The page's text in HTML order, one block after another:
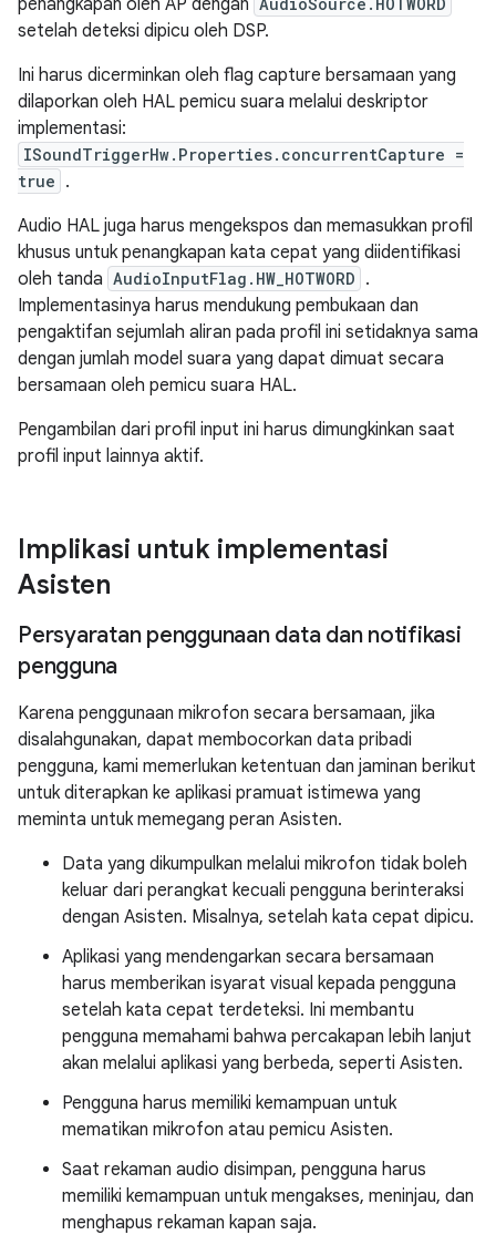
penangkapan oleh AP dengan
setelah deteksi dipicu oleh DSP.
Ini harus dicerminkan oleh flag capture bersamaan yang
dilaporkan oleh HAL pemicu suara melalui deskriptor
implementasi:
ISoundTriggerHw.Properties.concurrentCapture =
true .
Audio HAL juga harus mengekspos dan memasukkan profil
khusus untuk penangkapan kata cepat yang diidentifikasi
oleh tanda AudioInputFlag.HW_HOTWORD .
Implementasinya harus mendukung pembukaan dan
pengaktifan sejumlah aliran pada profil ini setidaknya sama
dengan jumlah model suara yang dapat dimuat secara
bersamaan oleh pemicu suara HAL.
Pengambilan dari profil input ini harus dimungkinkan saat
profil input lainnya aktif.
Implikasi untuk implementasi
Asisten
Persyaratan penggunaan data dan notifikasi
pengguna
Karena penggunaan mikrofon secara bersamaan, jika
disalahgunakan, dapat membocorkan data pribadi
pengguna, kami memerlukan ketentuan dan jaminan berikut
untuk diterapkan ke aplikasi pramuat istimewa yang
meminta untuk memegang peran Asisten.
Data yang dikumpulkan melalui mikrofon tidak boleh
keluar dari perangkat kecuali pengguna berinteraksi
dengan Asisten. Misalnya, setelah kata cepat dipicu.
Aplikasi yang mendengarkan secara bersamaan
harus memberikan isyarat visual kepada pengguna
setelah kata cepat terdeteksi. Ini membantu
pengguna memahami bahwa percakapan lebih lanjut
akan melalui aplikasi yang berbeda, seperti Asisten.
Pengguna harus memiliki kemampuan untuk
mematikan mikrofon atau pemicu Asisten.
Saat rekaman audio disimpan, pengguna harus
memiliki kemampuan untuk mengakses, meninjau, dan
menghapus rekaman kapan saja.